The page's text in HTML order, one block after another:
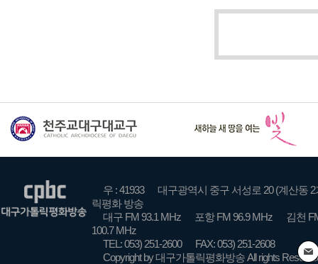
우 : 41933
대구광역시 중구 서성로 20 (계산동 2
릭평화 방송
대구 FM 93.1 MHz
포항 FM 96.9 MHz
김천
100.7 MHz
TEL: 053) 251-2600
FAX: 053) 251-2608
Copyright by 대구가톨릭평화방송 All rights